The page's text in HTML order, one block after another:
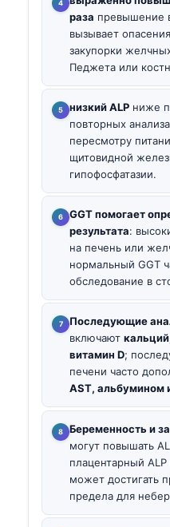
раза превышение
вызывает
закупорки
Педжета или
низкий ALP ниже
повторных
пересмотру
щитовидной
гипофосфатазии.
GGT помогает
результата:
на печень или
нормальный GGT
обследование в
Последующие
включают
витамин D;
печени часто
AST, альбумином
Беременность и
могут повышать
плацентарный
может достигать
предела для